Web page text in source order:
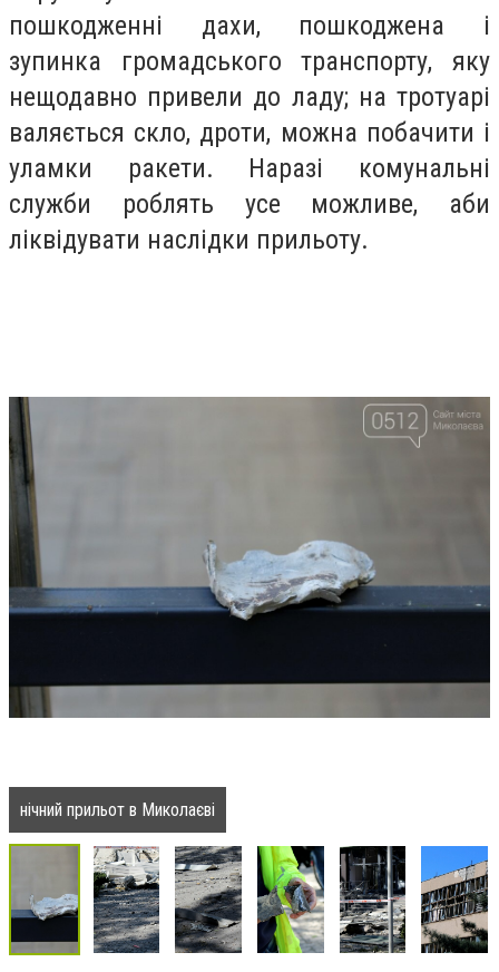
пошкодженні дахи, пошкоджена і
зупинка громадського транспорту, яку
нещодавно привели до ладу; на тротуарі
валяється скло, дроти, можна побачити і
уламки ракети. Наразі комунальні
служби роблять усе можливе, аби
ліквідувати наслідки прильоту.
нічний прильот в Миколаєві